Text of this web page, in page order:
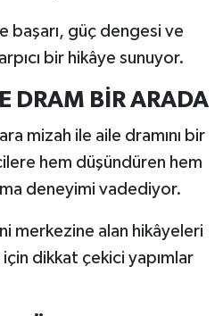
başarı, güç dengesi ve
bir hikâye sunuyor.
DRAM BİR ARADA
mizah ile aile dramını bir
hem düşündüren hem
deneyimi vadediyor.
merkezine alan hikâyeleri
dikkat çekici yapımlar